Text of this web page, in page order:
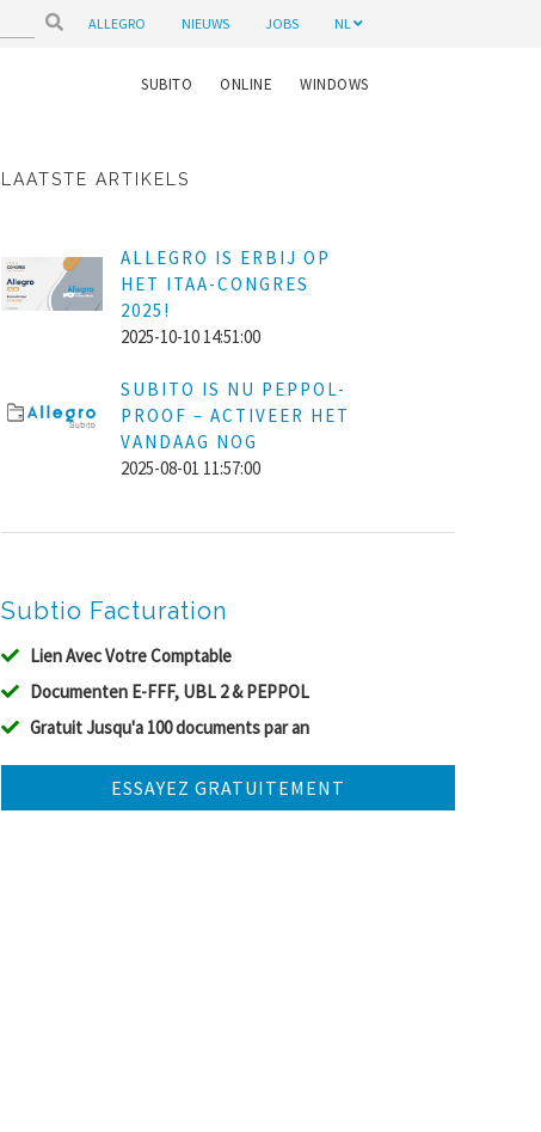
ALLEGRO NIEUWS JOBS NL
SUBITO ONLINE WINDOWS
LAATSTE ARTIKELS
ALLEGRO IS ERBIJ OP
HET ITAA-CONGRES
2025!
2025-10-10 14:51:00
SUBITO IS NU PEPPOL-
PROOF – ACTIVEER HET
VANDAAG NOG
2025-08-01 11:57:00
Subtio Facturation
Lien Avec Votre Comptable
Documenten E-FFF, UBL 2 & PEPPOL
Gratuit Jusqu'a 100 documents par an
ESSAYEZ GRATUITEMENT